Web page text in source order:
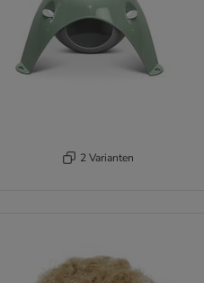
2 Varianten